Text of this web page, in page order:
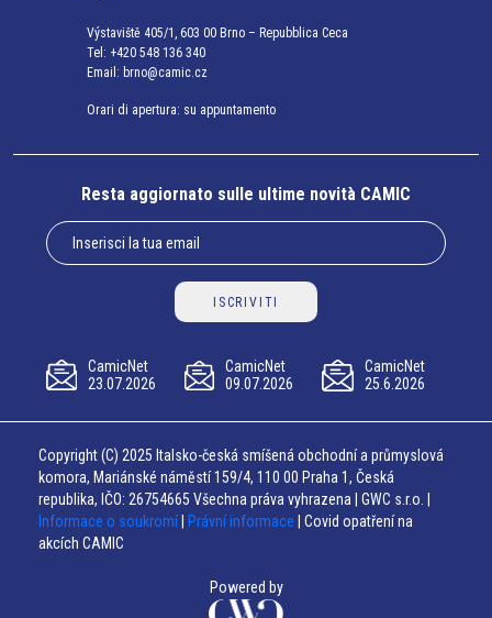
Výstaviště 405/1, 603 00 Brno – Repubblica Ceca
Tel: +420 548 136 340
Email: brno@camic.cz
Orari di apertura: su appuntamento
Resta aggiornato sulle ultime novità CAMIC
ISCRIVITI
CamicNet
23.07.2026
CamicNet
09.07.2026
CamicNet
25.6.2026
Copyright (C) 2025 Italsko-česká smíšená obchodní a průmyslová
komora, Mariánské náměstí 159/4, 110 00 Praha 1, Česká
republika, IČO: 26754665 Všechna práva vyhrazena | GWC s.r.o. |
Informace o soukromí
Právní informace | Covid opatření na
akcích CAMIC
Powered by